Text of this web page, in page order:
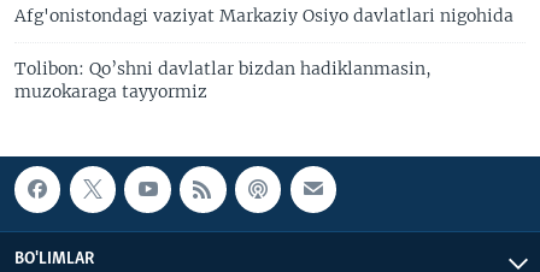
Afg'onistondagi vaziyat Markaziy Osiyo davlatlari nigohida
Tolibon: Qo’shni davlatlar bizdan hadiklanmasin,
muzokaraga tayyormiz
BO'LIMLAR